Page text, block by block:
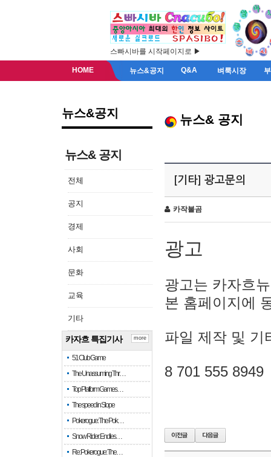
스빠시바를 시작페이지로 ▶
HOME 뉴스&공지 Q&A 벼룩시장
뉴스&공지
뉴스& 공지
전체
공지
경제
사회
문화
교육
기타
카자흐 특집기사
51 Club Game
The Unassuming Thr…
Top Platform Games…
The speed in Slope
Pokerogue: The Pok…
Snow Rider: Endles…
Re: Pokerogue: The…
more
뉴스& 공지
[기타] 광고문의
카작불곰
광고
광고는 카자흐
본 홈페이지에
파일 제작 및 기
8 701 555 8949